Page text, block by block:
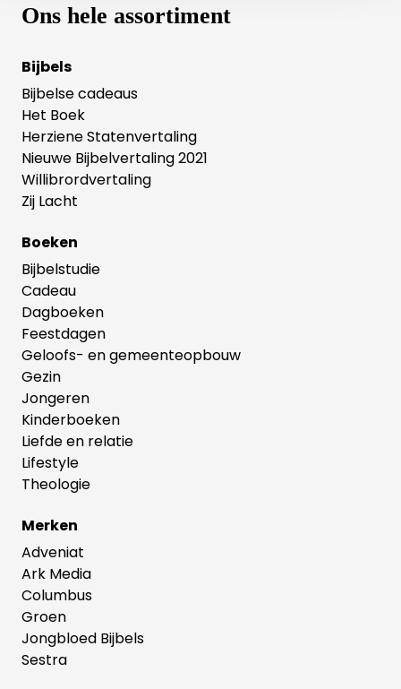
Ons hele assortiment
Bijbels
Bijbelse cadeaus
Het Boek
Herziene Statenvertaling
Nieuwe Bijbelvertaling 2021
Willibrordvertaling
Zij Lacht
Boeken
Bijbelstudie
Cadeau
Dagboeken
Feestdagen
Geloofs- en gemeenteopbouw
Gezin
Jongeren
Kinderboeken
Liefde en relatie
Lifestyle
Theologie
Merken
Adveniat
Ark Media
Columbus
Groen
Jongbloed Bijbels
Sestra